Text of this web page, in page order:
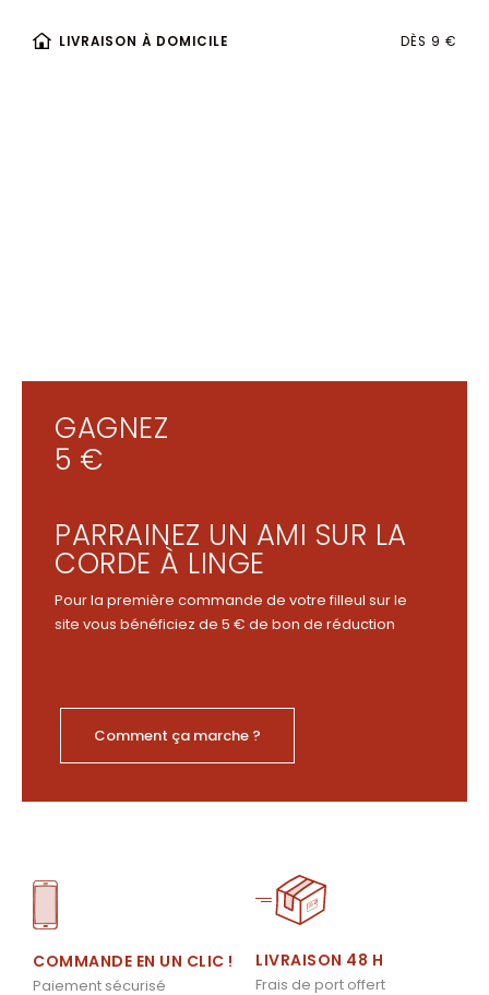
LIVRAISON À DOMICILE DÈS 9 €
GAGNEZ
5 €
PARRAINEZ UN AMI SUR LA
CORDE À LINGE
Pour la première commande de votre filleul sur le
site vous bénéficiez de 5 € de bon de réduction
Comment ça marche ?
COMMANDE EN UN CLIC !
Paiement sécurisé
LIVRAISON 48 H
Frais de port offert